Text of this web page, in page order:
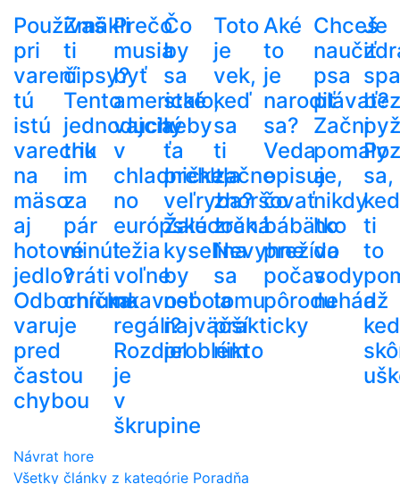
Používaš
pri
varení
tú
istú
varechu
na
mäso
aj
hotové
jedlo?
Odborníčka
varuje
pred
častou
chybou
Zmäkli
ti
čipsy?
Tento
jednoduchý
trik
im
za
pár
minút
vráti
chrumkavosť
Prečo
musia
byť
americké
vajcia
v
chladničke,
no
európske
ležia
voľne
na
regáli?
Rozdiel
je
v
škrupine
Čo
by
sa
stalo,
keby
ťa
prehltla
veľryba?
Žalúdočná
kyselina
by
nebola
najväčší
problém
Toto
je
vek,
keď
sa
ti
začne
zhoršovať
zrak.
Nevyhne
sa
tomu
prakticky
nikto
Aké
to
je
narodiť
sa?
Veda
opisuje,
čo
bábätko
prežíva
počas
pôrodu
Chceš
naučiť
psa
plávať?
Začni
pomaly
a
nikdy
ho
do
vody
nehádž
Je
bez
sa,
ti
to
a
Návrat hore
Všetky články z kategórie Poradňa